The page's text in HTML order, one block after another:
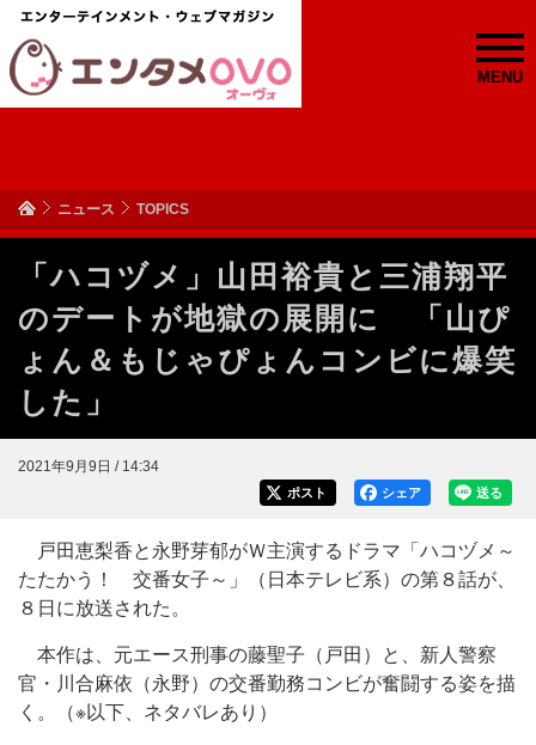
MENU
ニュース TOPICS
「ハコヅメ」山田裕貴と三浦翔平
のデートが地獄の展開に 「山ぴ
ょん＆もじゃぴょんコンビに爆笑
した」
2021年9月9日 / 14:34
送る
シェア
ポスト
戸田恵梨香と永野芽郁がＷ主演するドラマ「ハコヅメ～
たたかう！ 交番女子～」（日本テレビ系）の第８話が、
８日に放送された。
本作は、元エース刑事の藤聖子（戸田）と、新人警察
官・川合麻依（永野）の交番勤務コンビが奮闘する姿を描
く。（※以下、ネタバレあり）